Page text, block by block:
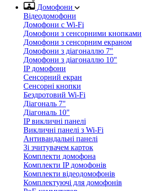
Домофони
Відеодомофони
Домофони с Wi-Fi
Домофони з сенсорними кнопками
Домофони з сенсорним екраном
Домофони з діагоналлю 7"
Домофони з діагоналлю 10"
IP домофони
Сенсорний екран
Сенсорні кнопки
Бездротовий Wi-Fi
Діагональ 7"
Діагональ 10"
IP викличні панелі
Викличні панелі з Wi-Fi
Антивандальні панелі
Зі зчитувачем карток
Комплекти домофона
Комплекти IP домофонів
Комплекти відеодомофонів
Комплектуючі для домофонів